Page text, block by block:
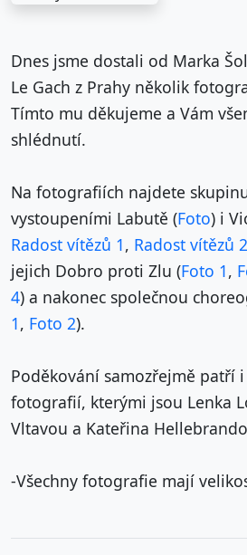
Dnes jsme dostali od Marka
Le Gach z Prahy několik
Tímto mu děkujeme a Vám
shlédnutí.
Na fotografiích najdete
vystoupeními Labutě (Foto) i
Radost vítězů 1, Radost vítězů 2
jejich Dobro proti Zlu (Foto 1,
4) a nakonec společnou
1, Foto 2).
Poděkování samozřejmě patří
fotografií, kterými jsou Lenka
Vltavou a Kateřina
-Všechny fotografie mají